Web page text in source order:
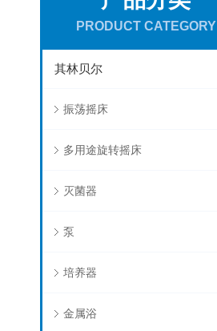
PRODUCT CATEGORY
其林贝尔
振荡摇床
多用途旋转摇床
灭菌器
泵
培养器
金属浴